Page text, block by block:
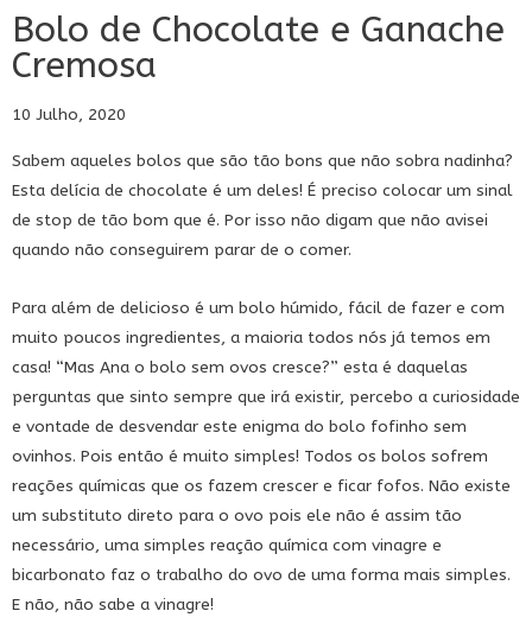
Bolo de Chocolate e Ganache
Cremosa
10 Julho, 2020
Sabem aqueles bolos que são tão bons que não sobra nadinha?
Esta delícia de chocolate é um deles! É preciso colocar um sinal
de stop de tão bom que é. Por isso não digam que não avisei
quando não conseguirem parar de o comer.
Para além de delicioso é um bolo húmido, fácil de fazer e com
muito poucos ingredientes, a maioria todos nós já temos em
casa! “Mas Ana o bolo sem ovos cresce?” esta é daquelas
perguntas que sinto sempre que irá existir, percebo a curiosidade
e vontade de desvendar este enigma do bolo fofinho sem
ovinhos. Pois então é muito simples! Todos os bolos sofrem
reações químicas que os fazem crescer e ficar fofos. Não existe
um substituto direto para o ovo pois ele não é assim tão
necessário, uma simples reação química com vinagre e
bicarbonato faz o trabalho do ovo de uma forma mais simples.
E não, não sabe a vinagre!